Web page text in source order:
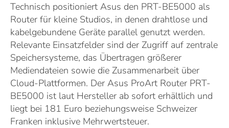
Technisch positioniert Asus den PRT-BE5000 als
Router für kleine Studios, in denen drahtlose und
kabelgebundene Geräte parallel genutzt werden.
Relevante Einsatzfelder sind der Zugriff auf zentrale
Speichersysteme, das Übertragen größerer
Mediendateien sowie die Zusammenarbeit über
Cloud-Plattformen. Der Asus ProArt Router PRT-
BE5000 ist laut Hersteller ab sofort erhältlich und
liegt bei 181 Euro beziehungsweise Schweizer
Franken inklusive Mehrwertsteuer.